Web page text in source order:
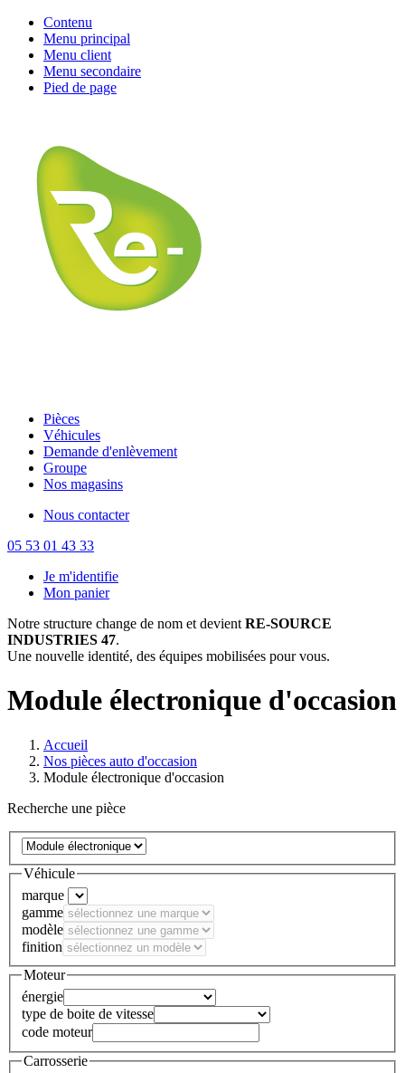
Contenu
Menu principal
Menu client
Menu secondaire
Pied de page
Pièces
Véhicules
Demande d'enlèvement
Groupe
Nos magasins
Nous contacter
05 53 01 43 33
Je m'identifie
Mon panier
Notre structure change de nom et devient RE-SOURCE
INDUSTRIES 47.
Une nouvelle identité, des équipes mobilisées pour vous.
Module électronique d'occasion
Accueil
Nos pièces auto d'occasion
Module électronique d'occasion
Recherche une pièce
Véhicule
marque
gamme
modèle
finition
Moteur
énergie
type de boite de vitesse
code moteur
Carrosserie